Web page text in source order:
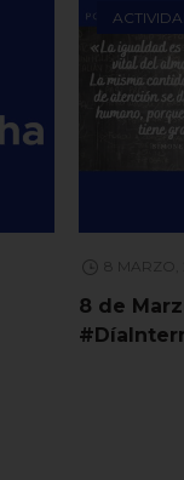
8 MARZO,
8 de